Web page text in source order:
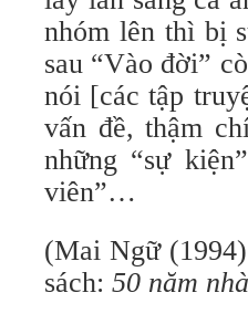
nhóm lên thì bị
sau “Vào đời”
nói [các tập
vấn đề, thậm
những “sự
viên”…
(Mai Ngữ
sách: 50 năm